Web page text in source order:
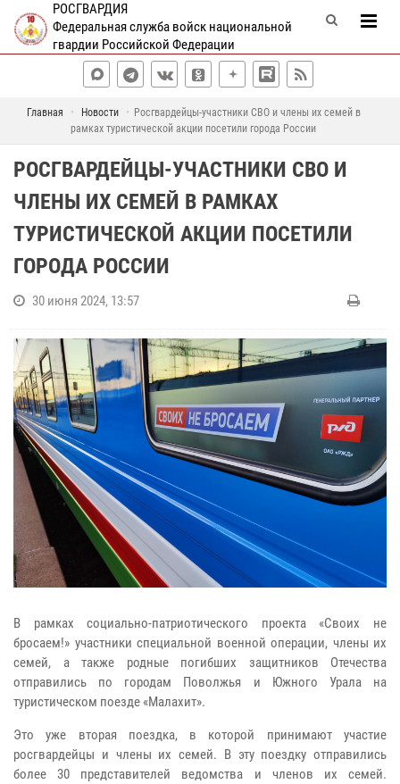
РОСГВАРДИЯ
Федеральная служба войск национальной
гвардии Российской Федерации
Главная Новости
Росгвардейцы-участники СВО и члены их семей в
рамках туристической акции посетили города России
РОСГВАРДЕЙЦЫ-УЧАСТНИКИ СВО И
ЧЛЕНЫ ИХ СЕМЕЙ В РАМКАХ
ТУРИСТИЧЕСКОЙ АКЦИИ ПОСЕТИЛИ
ГОРОДА РОССИИ
30 июня 2024, 13:57
В рамках социально-патриотического проекта «Своих не
бросаем!» участники специальной военной операции, члены их
семей, а также родные погибших защитников Отечества
отправились по городам Поволжья и Южного Урала на
туристическом поезде «Малахит».
Это уже вторая поездка, в которой принимают участие
росгвардейцы и члены их семей. В эту поездку отправились
более 30 представителей ведомства и членов их семей.